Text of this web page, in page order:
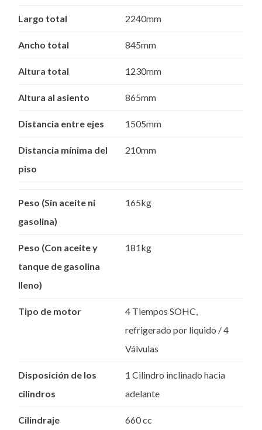
Largo total 2240mm
Ancho total 845mm
Altura total 1230mm
Altura al asiento 865mm
Distancia entre ejes 1505mm
Distancia mínima del
piso
210mm
Peso (Sin aceite ni
gasolina)
165kg
Peso (Con aceite y
tanque de gasolina
lleno)
181kg
Tipo de motor
4 Tiempos SOHC,
refrigerado por liquido / 4
Válvulas
Disposición de los
cilindros
1 Cilindro inclinado hacia
adelante
Cilindraje 660 cc